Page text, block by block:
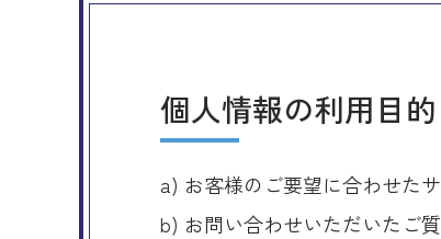
個人情報の利用目的
a) お客様のご要望に合わせた
b) お問い合わせいただいたご